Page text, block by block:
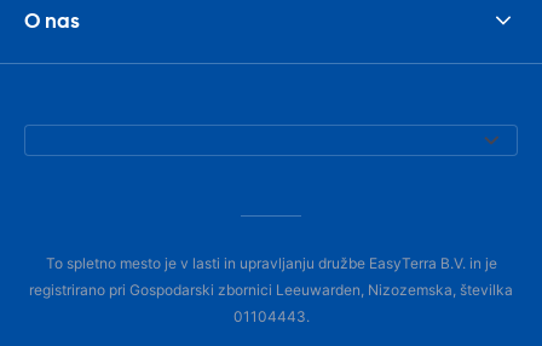
O nas
To spletno mesto je v lasti in upravljanju družbe EasyTerra B.V. in je
registrirano pri Gospodarski zbornici Leeuwarden, Nizozemska, številka
01104443.